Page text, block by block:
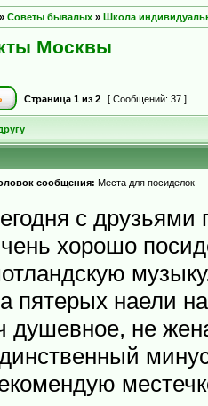
» Советы бывалых » Школа
Москвы
Страница 1 из 2 [ Сообщений: 37 ]
сообщения: Места для посиделок
с друзьями
хорошо
пятерых наели
душевное, не